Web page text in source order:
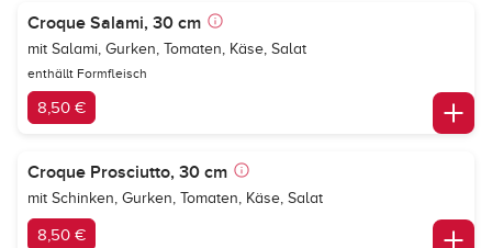
Croque Salami, 30 cm
mit Salami, Gurken, Tomaten, Käse, Salat
enthällt Formfleisch
8,50 €
Croque Prosciutto, 30 cm
mit Schinken, Gurken, Tomaten, Käse, Salat
8,50 €